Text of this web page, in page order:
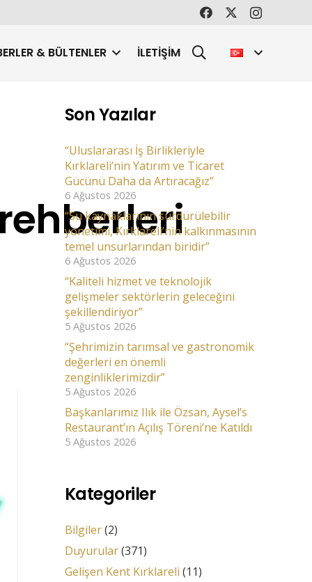
& BÜLTENLER İLETIŞIM
Son Yazılar
“Uluslararası İş Birlikleriyle
Kırklareli’nin Yatırım ve Ticaret
Gücünü Daha da Artıracağız”
6 Ağustos 2026
“Su kaynaklarının sürdürülebilir
yönetimi, Kırklareli’nin kalkınmasının
temel unsurlarından biridir”
6 Ağustos 2026
“Kaliteli hizmet ve teknolojik
gelişmeler sektörlerin geleceğini
şekillendiriyor”
5 Ağustos 2026
“Şehrimizin tarımsal ve gastronomik
değerleri en önemli
zenginliklerimizdir”
5 Ağustos 2026
Başkanlarımız Ilık ile Özsan, Aysel’s
Restaurant’ın Açılış Töreni’ne Katıldı
5 Ağustos 2026
Kategoriler
Bilgiler(2)
Duyurular(371)
Gelişen Kent Kırklareli (11)